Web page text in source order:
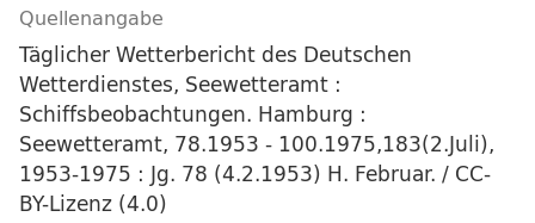
Quellenangabe
Täglicher Wetterbericht des Deutschen
Wetterdienstes, Seewetteramt :
Schiffsbeobachtungen. Hamburg :
Seewetteramt, 78.1953 - 100.1975,183(2.Juli),
1953-1975 : Jg. 78 (4.2.1953) H. Februar. / CC-
BY-Lizenz (4.0)